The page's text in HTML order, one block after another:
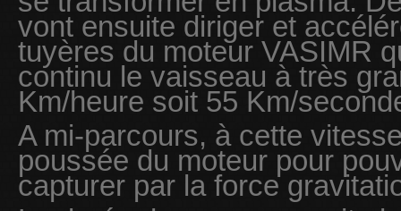
vont ensuite diriger et
tuyères du moteur VASIMR
continu le vaisseau à très
Km/heure soit 55 Km/
A mi-parcours, à cette
poussée du moteur pour
capturer par la force